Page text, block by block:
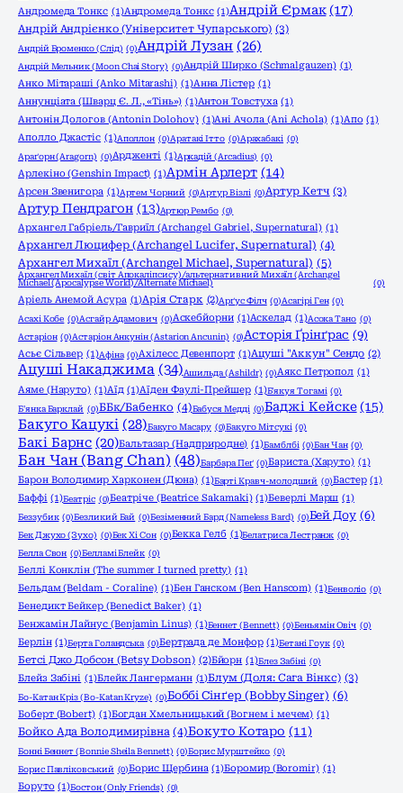
Андромеда Тонкс (1)Андромеда Тонкс (1)Андрій Єрмак (17)
Андрій Андрієнко (Університет Чупарського) (3)
Андрій Броменко (Слід) (0)Андрій Лузан (26)
Андрій Мельник (Moon Chai Story) (0)Андрій Ширко (Schmalgauzen) (1)
Анко Мітараші (Anko Mitarashi) (1)Анна Лістер (1)
Аннунціата (Шварц Є. Л., «Тінь») (1)Антон Товстуха (1)
Антонін Дологов (Antonin Dolohov) (1)Ані Ачола (Ani Achola) (1)Апо (1)
Аполло Джастіс (1)Аполлон (0)Аратакі Ітто (0)Арахабакі (0)
Араґорн (Aragorn) (0)Ардженті (1)Аркадій (Arcadius) (0)
Арлекіно (Genshin Impact) (1)Армін Арлерт (14)
Арсен Звенигора (1)Артем Чорний (0)Артур Візлі (0)Артур Кетч (3)
Артур Пендрагон (13)Артюр Рембо (0)
Архангел Габріель/Гавриїл (Archangel Gabriel, Supernatural) (1)
Архангел Люцифер (Archangel Lucifer, Supernatural) (4)
Архангел Михаїл (Archangel Michael, Supernatural) (5)
Архангел Михаїл (світ Апокаліпсису)/альтернативний Михаїл (Archangel
Michael (Apocalypse World)/Alternate Michael)
(0)
Аріель Анемой Асура (1)Арія Старк (2)Арґус Філч (0)Асагірі Ген (0)
Асахі Кобе (0)Асгайр Адамович (0)Аскебйорни (1)Аскелад (1)Асока Тано (0)
Астаріон (0)Астаріон Анкунін (Astarion Ancunin) (0)Асторія Ґрінґрас (9)
Асьє Сільвер (1)Афіна (0)Ахілесс Девенпорт (1)Ацуші "Аккун" Сендо (2)
Ацуші Накаджима (34)Ашильда (Ashildr) (0)Аякс Петропол (1)
Аяме (Наруто) (1)Аїд (1)Аїден Фаулі-Прейшер (1)Б'якуя Тогамі (0)
Б'янка Барклай (0)ББк/Бабенко (4)Бабуся Медді (0)Баджі Кейске (15)
Бакуго Кацукі (28)Бакуго Масару (0)Бакуго Мітсукі (0)
Бакі Барнс (20)Бальтазар (Надприродне) (1)Бамблбі (0)Бан Чан (0)
Бан Чан (Bang Chan) (48)Барбара Пеґ (0)Бариста (Харуто) (1)
Барон Володимир Харконен (Дюна) (1)Барті Кравч-молодший (0)Бастер (1)
Баффі (1)Беатріс (0)Беатріче (Beatrice Sakamaki) (1)Беверлі Марш (1)
Беззубик (0)Безликий Бай (0)Безіменний Бард (Nameless Bard) (0)Бей Доу (6)
Бек Джухо (Зухо) (0)Бек Хі Сон (0)Бекка Гелб (1)Белатриса Лестранж (0)
Белла Свон (0)Белламі Блейк (0)
Беллі Конклін (The summer I turned pretty) (1)
Бельдам (Beldam - Coraline) (1)Бен Ганском (Ben Hanscom) (1)Бенволіо (0)
Бенедикт Бейкер (Benedict Baker) (1)
Бенжамін Лайнус (Benjamin Linus) (1)Беннет (Bennett) (0)Беньямін Овіч (0)
Берлін (1)Берта Голандська (0)Бертрада де Монфор (1)Бетані Гоук (0)
Бетсі Джо Добсон (Betsy Dobson) (2)Бйорн (1)Блез Забіні (0)
Блейз Забіні (1)Блейк Лангерманн (1)Блум (Доля: Сага Вінкс) (3)
Бо-Катан Кріз (Bo-Katan Kryze) (0)Боббі Сінґер (Bobby Singer) (6)
Боберт (Bobert) (1)Богдан Хмельницький (Вогнем і мечем) (1)
Бойко Ада Володимирівна (4)Бокуто Котаро (11)
Бонні Беннет (Bonnie Sheila Bennett) (0)Борис Мурштейко (0)
Борис Павліковський (0)Борис Щербина (1)Боромир (Boromir) (1)
Боруто (1)Бостон (Only Friends) (0)